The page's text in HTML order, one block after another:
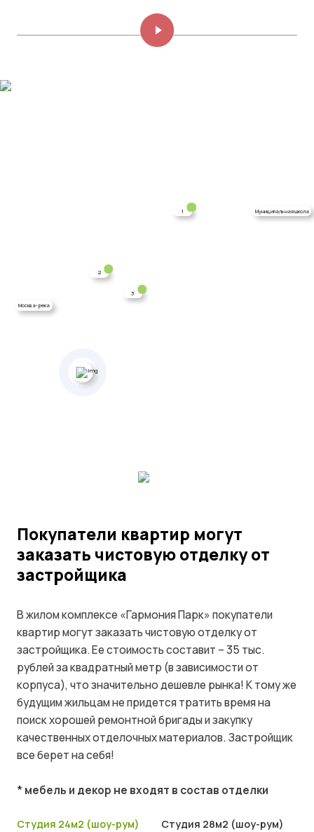
Москва-река
Муниципальная школа
2
1
3
Покупатели квартир могут
заказать чистовую отделку от
застройщика
В жилом комплексе «Гармония Парк» покупатели
квартир могут заказать чистовую отделку от
застройщика. Ее стоимость составит – 35 тыс.
рублей за квадратный метр (в зависимости от
корпуса), что значительно дешевле рынка! К тому же
будущим жильцам не придется тратить время на
поиск хорошей ремонтной бригады и закупку
качественных отделочных материалов. Застройщик
все берет на себя!
* мебель и декор не входят в состав отделки
Студия 24м2 (шоу-рум) Студия 28м2 (шоу-рум)